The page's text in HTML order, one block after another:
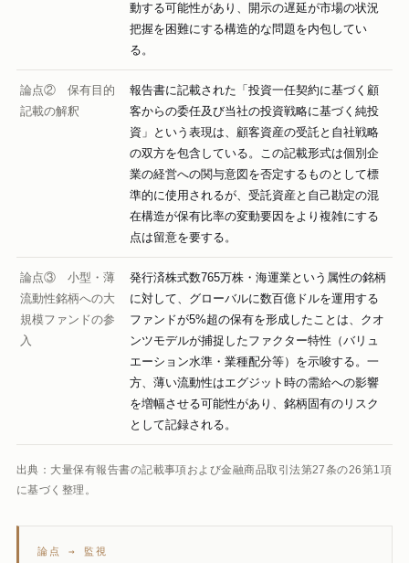
動する可能性があり、開示の遅延が市場の状況
把握を困難にする構造的な問題を内包してい
る。
論点② 保有目的
記載の解釈
報告書に記載された「投資一任契約に基づく顧
客からの委任及び当社の投資戦略に基づく純投
資」という表現は、顧客資産の受託と自社戦略
の双方を包含している。この記載形式は個別企
業の経営への関与意図を否定するものとして標
準的に使用されるが、受託資産と自己勘定の混
在構造が保有比率の変動要因をより複雑にする
点は留意を要する。
論点③ 小型・薄
流動性銘柄への大
規模ファンドの参
入
発行済株式数765万株・海運業という属性の銘柄
に対して、グローバルに数百億ドルを運用する
ファンドが5%超の保有を形成したことは、クオ
ンツモデルが捕捉したファクター特性（バリュ
エーション水準・業種配分等）を示唆する。一
方、薄い流動性はエグジット時の需給への影響
を増幅させる可能性があり、銘柄固有のリスク
として記録される。
出典：大量保有報告書の記載事項および金融商品取引法第27条の26第1項
に基づく整理。
論点 → 監視